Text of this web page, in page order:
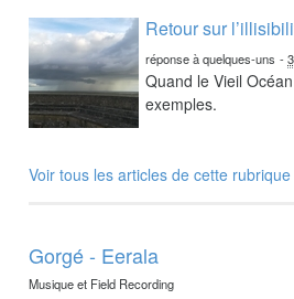
Retour sur
réponse à quelques-uns -
Quand le Vieil
exemples.
Voir tous les articles de cette rubrique
Gorgé - Eerala
Musique et Field Recording